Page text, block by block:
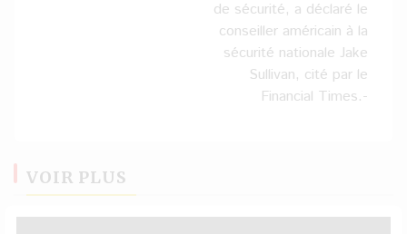
de sécurité, a déclaré le
conseiller américain à la
sécurité nationale Jake
Sullivan, cité par le
Financial Times.-
VOIR PLUS